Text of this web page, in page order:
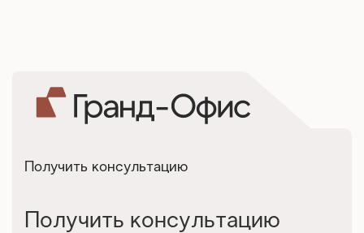
Получить консультацию
Получить консультацию